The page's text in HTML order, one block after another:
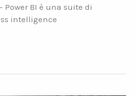
– Power BI è una suite di
intelligence